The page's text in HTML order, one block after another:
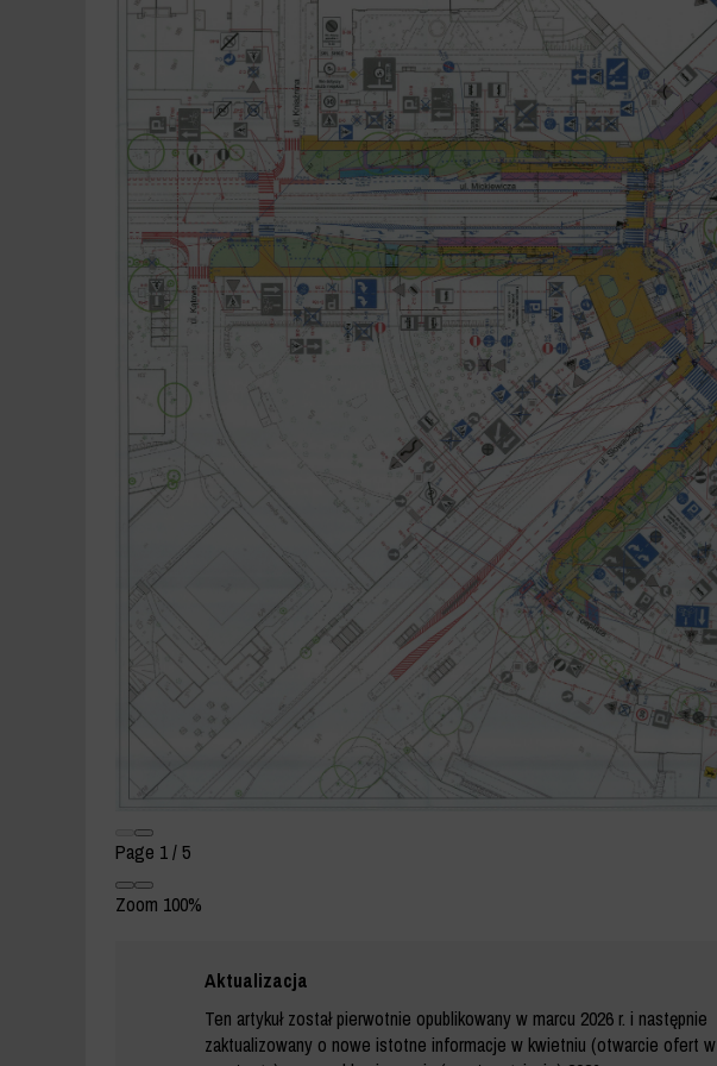
Page 1/ 5
Zoom 100%
Aktualizacja
Ten artykuł został pierwotnie opublikowany w marcu 2026 r. i następnie
zaktualizowany o nowe istotne informacje w kwietniu (otwarcie ofert w